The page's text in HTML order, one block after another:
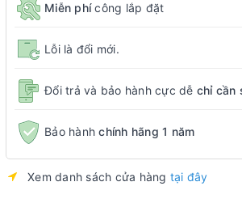
Miễn phícông lắp đặt
Lỗi là đổi mới.
Đổi trả và bảo hành cực dễ chỉ cần
Bảo hànhchính hãng 1 năm
Xem danh sách cửa hàng tại đây